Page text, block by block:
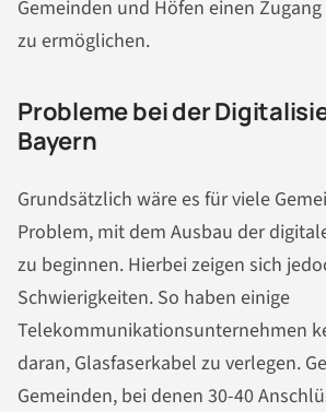
Gemeinden und Höfen einen
zu ermöglichen.
Probleme bei der
Bayern
Grundsätzlich wäre es für viele
Problem, mit dem Ausbau der
zu beginnen. Hierbei zeigen sich
Schwierigkeiten. So haben einige
Telekommunikationsunternehmen
daran, Glasfaserkabel zu verlegen.
Gemeinden, bei denen 30-40